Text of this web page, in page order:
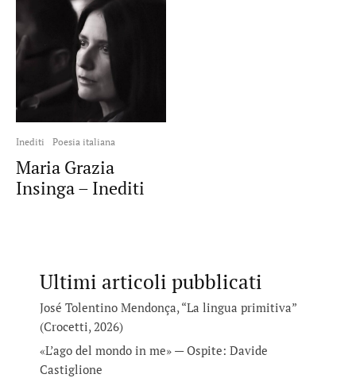
Inediti Poesia italiana
Maria Grazia
Insinga – Inediti
Ultimi articoli pubblicati
José Tolentino Mendonça, “La lingua primitiva”
(Crocetti, 2026)
«L’ago del mondo in me» — Ospite: Davide
Castiglione